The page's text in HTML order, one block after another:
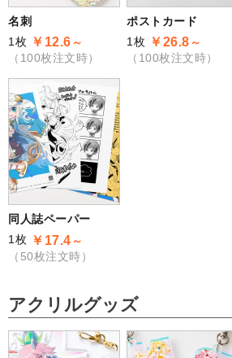
名刺
1枚 ￥12.6 ～
（100枚注文時）
ポストカード
1枚 ￥26.8 ～
（100枚注文時）
同人誌ペーパー
1枚 ￥17.4 ～
（50枚注文時）
アクリルグッズ